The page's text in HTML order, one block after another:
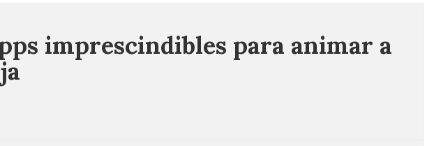
imprescindibles para animar a